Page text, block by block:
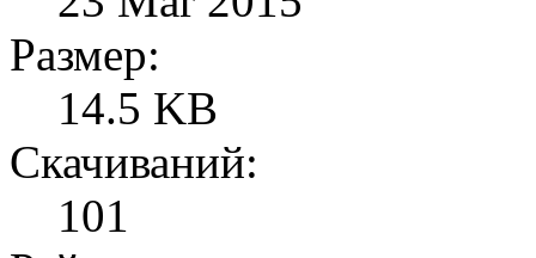
Размер:
14.5 KB
Скачиваний:
101